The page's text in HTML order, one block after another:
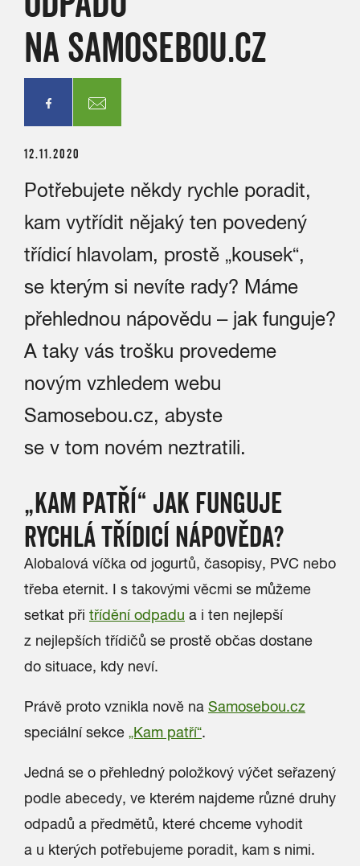
NA SAMOSEBOU.CZ
12.11.2020
Potřebujete někdy rychle poradit,
kam vytřídit nějaký ten povedený
třídicí hlavolam, prostě „kousek“,
se kterým si nevíte rady? Máme
přehlednou nápovědu – jak funguje?
A taky vás trošku provedeme
novým vzhledem webu
Samosebou.cz, abyste
se v tom novém neztratili.
„KAM PATŘÍ“ JAK FUNGUJE
RYCHLÁ TŘÍDICÍ NÁPOVĚDA?
Alobalová víčka od jogurtů, časopisy, PVC nebo
třeba eternit. I s takovými věcmi se můžeme
setkat při třídění odpadu a i ten nejlepší
z nejlepších třídičů se prostě občas dostane
do situace, kdy neví.
Právě proto vznikla nově na Samosebou.cz
speciální sekce „Kam patří“.
Jedná se o přehledný položkový výčet seřazený
podle abecedy, ve kterém najdeme různé druhy
odpadů a předmětů, které chceme vyhodit
a u kterých potřebujeme poradit, kam s nimi.